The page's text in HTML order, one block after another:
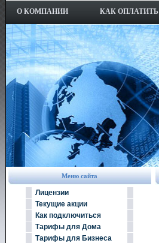
О КОМПАНИИ КАК ОПЛАТИТЬ
Меню сайта
Лицензии
Текущие акции
Как подключиться
Тарифы для Дома
Тарифы для Бизнеса